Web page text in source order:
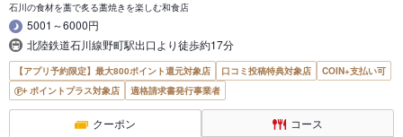
石川の食材を藁で炙る藁焼きを楽しむ和食店
5001～6000円
北陸鉄道石川線野町駅出口より徒歩約17分
【アプリ予約限定】最大800ポイント還元対象店 口コミ投稿特典対象店
COIN+支払い可
ポイントプラス対象店
適格請求書発行事業者
クーポン コース